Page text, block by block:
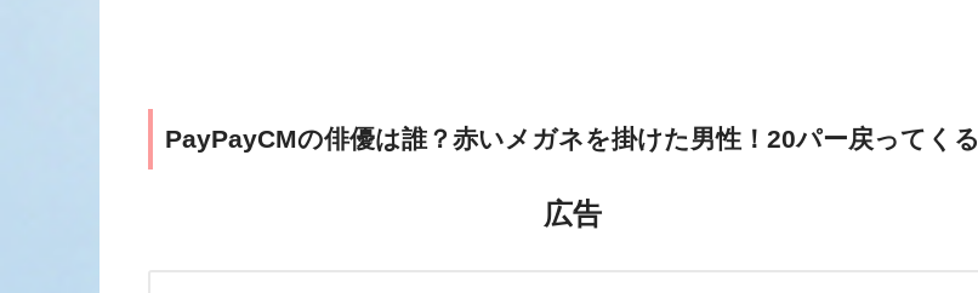
PayPayCMの俳優は誰？赤いメガネを掛けた男性！20パー戻ってくる
広告